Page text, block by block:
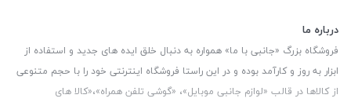
درباره ما
فروشگاه بزرگ «جانبی با ما» همواره به دنبال خلق ایده های جدید و استفاده از
ابزار به روز و کارآمد بوده و در این راستا فروشگاه اینترنتی خود را با حجم متنوعی
از کالاها در قالب «لوازم جانبی موبایل»، «گوشی تلفن همراه»،«کالا های